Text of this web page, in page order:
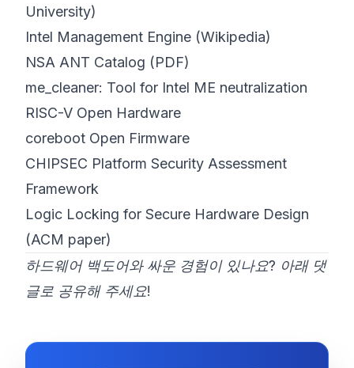
University)
Intel Management Engine (Wikipedia)
NSA ANT Catalog (PDF)
me_cleaner: Tool for Intel ME neutralization
RISC-V Open Hardware
coreboot Open Firmware
CHIPSEC Platform Security Assessment
Framework
Logic Locking for Secure Hardware Design
(ACM paper)
하드웨어 백도어와 싸운 경험이 있나요? 아래 댓
글로 공유해 주세요!